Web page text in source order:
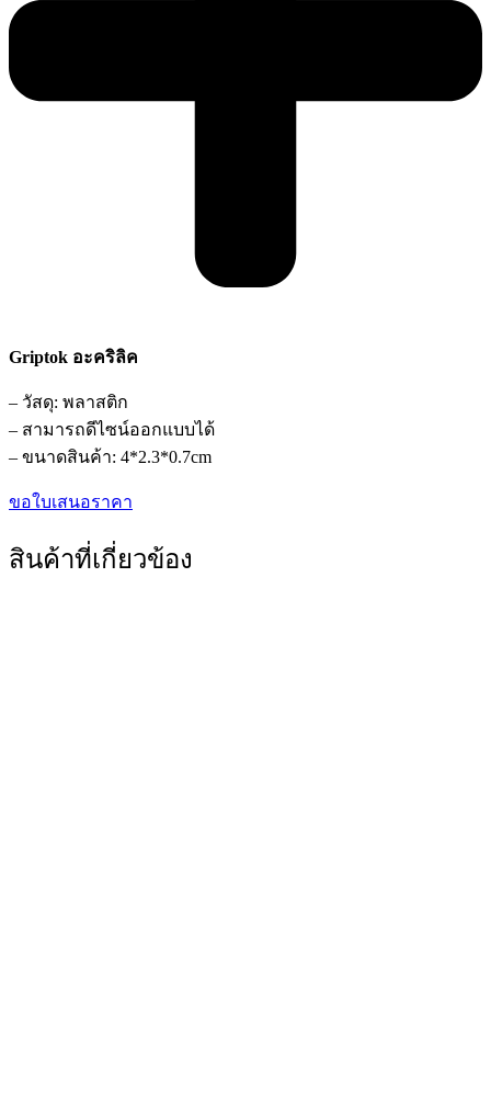
Griptok อะคริลิค
– วัสดุ: พลาสติก
– สามารถดีไซน์ออกแบบได้
– ขนาดสินค้า: 4*2.3*0.7cm
ขอใบเสนอราคา
สินค้าที่เกี่ยวข้อง